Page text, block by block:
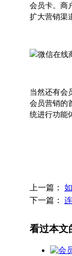
会员卡。商
扩大营销渠
当然还有会
会员营销的
统进行功能
上一篇：
下一篇：
看过本文